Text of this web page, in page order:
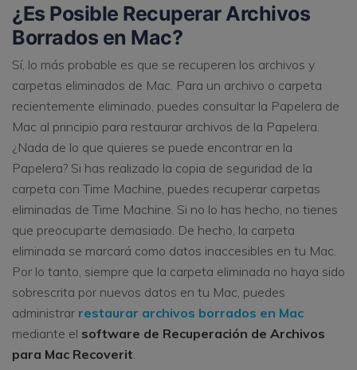
¿Es Posible Recuperar Archivos
Borrados en Mac?
Sí, lo más probable es que se recuperen los archivos y
carpetas eliminados de Mac. Para un archivo o carpeta
recientemente eliminado, puedes consultar la Papelera de
Mac al principio para restaurar archivos de la Papelera.
¿Nada de lo que quieres se puede encontrar en la
Papelera? Si has realizado la copia de seguridad de la
carpeta con Time Machine, puedes recuperar carpetas
eliminadas de Time Machine. Si no lo has hecho, no tienes
que preocuparte demasiado. De hecho, la carpeta
eliminada se marcará como datos inaccesibles en tu Mac.
Por lo tanto, siempre que la carpeta eliminada no haya sido
sobrescrita por nuevos datos en tu Mac, puedes
administrar restaurar archivos borrados en Mac
mediante el software de Recuperación de Archivos
para Mac Recoverit